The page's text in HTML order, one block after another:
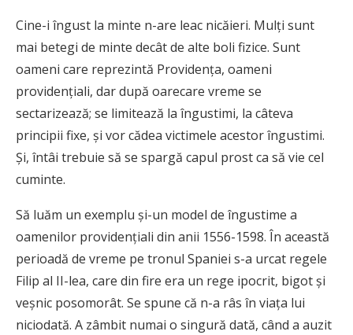
Cine-i îngust la minte n-are leac nicăieri. Mulţi sunt
mai betegi de minte decât de alte boli fizice. Sunt
oameni care reprezintă Providenţa, oameni
providenţiali, dar după oarecare vreme se
sectarizează; se limitează la îngustimi, la câteva
principii fixe, şi vor cădea victimele acestor îngustimi.
Şi, întâi trebuie să se spargă capul prost ca să vie cel
cuminte.
Să luăm un exemplu şi-un model de îngustime a
oamenilor providenţiali din anii 1556-1598. În această
perioadă de vreme pe tronul Spaniei s-a urcat regele
Filip al II-lea, care din fire era un rege ipocrit, bigot şi
veşnic posomorât. Se spune că n-a râs în viaţa lui
niciodată. A zâmbit numai o singură dată, când a auzit